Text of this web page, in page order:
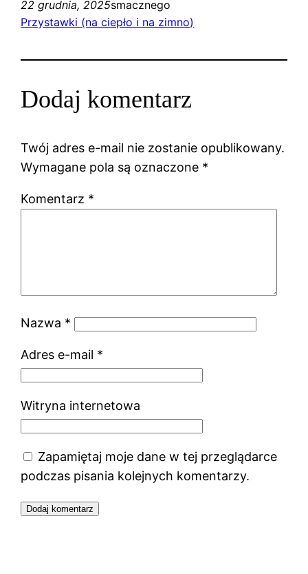
22 grudnia, 2025smacznego
Przystawki (na ciepło i na zimno)
Dodaj komentarz
Twój adres e-mail nie zostanie opublikowany.
Wymagane pola są oznaczone *
Komentarz *
Nazwa *
Adres e-mail *
Witryna internetowa
Zapamiętaj moje dane w tej przeglądarce
podczas pisania kolejnych komentarzy.